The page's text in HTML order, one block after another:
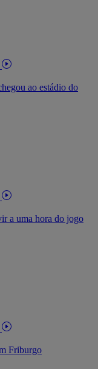
ao estádio do
a uma hora do jogo
Friburgo